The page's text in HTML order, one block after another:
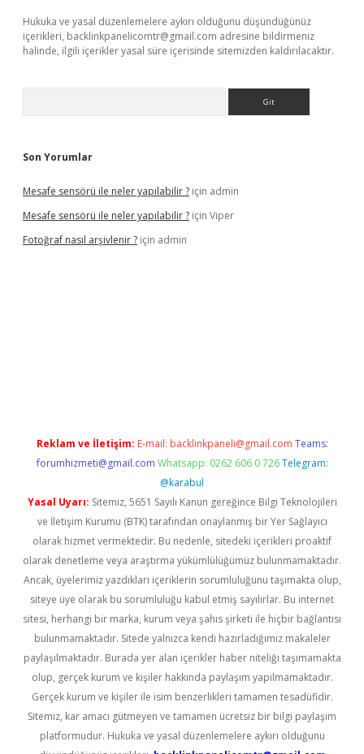
Hukuka ve yasal düzenlemelere aykırı olduğunu düşündüğünüz
içerikleri, backlinkpanelicomtr@gmail.com adresine bildirmeniz
halinde, ilgili içerikler yasal süre içerisinde sitemizden kaldırılacaktır.
Son Yorumlar
Mesafe sensörü ile neler yapılabilir ? için admin
Mesafe sensörü ile neler yapılabilir ? için Viper
Fotoğraf nasıl arşivlenir ? için admin
Reklam ve İletişim: E-mail: backlinkpaneli@gmail.com Teams:
forumhizmeti@gmail.com Whatsapp: 0262 606 0 726 Telegram:
@karabul
Yasal Uyarı: Sitemiz, 5651 Sayılı Kanun gereğince Bilgi Teknolojileri
ve İletişim Kurumu (BTK) tarafından onaylanmış bir Yer Sağlayıcı
olarak hizmet vermektedir. Bu nedenle, sitedeki içerikleri proaktif
olarak denetleme veya araştırma yükümlülüğümüz bulunmamaktadır.
Ancak, üyelerimiz yazdıkları içeriklerin sorumluluğunu taşımakta olup,
siteye üye olarak bu sorumluluğu kabul etmiş sayılırlar. Bu internet
sitesi, herhangi bir marka, kurum veya şahıs şirketi ile hiçbir bağlantısı
bulunmamaktadır. Sitede yalnızca kendi hazırladığımız makaleler
paylaşılmaktadır. Burada yer alan içerikler haber niteliği taşımamakta
olup, gerçek kurum ve kişiler hakkında paylaşım yapılmamaktadır.
Gerçek kurum ve kişiler ile isim benzerlikleri tamamen tesadüfidir.
Sitemiz, kar amacı gütmeyen ve tamamen ücretsiz bir bilgi paylaşım
platformudur. Hukuka ve yasal düzenlemelere aykırı olduğunu